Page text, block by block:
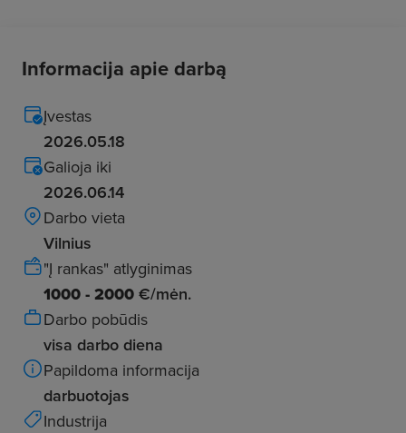
Informacija apie darbą
Įvestas
2026.05.18
Galioja iki
2026.06.14
Darbo vieta
Vilnius
"Į rankas" atlyginimas
1000 - 2000 €/mėn.
Darbo pobūdis
visa darbo diena
Papildoma informacija
darbuotojas
Industrija